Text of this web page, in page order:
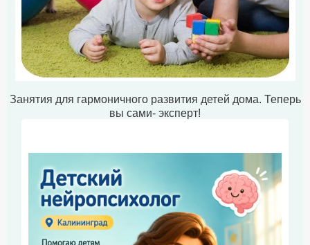
Занятия для гармоничного развития детей дома. Теперь
вы сами- эксперт!